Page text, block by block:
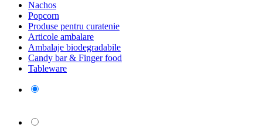
Nachos
Popcorn
Produse pentru curatenie
Articole ambalare
Ambalaje biodegradabile
Candy bar & Finger food
Tableware